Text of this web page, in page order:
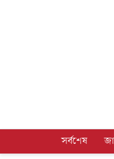
সর্বশেষ